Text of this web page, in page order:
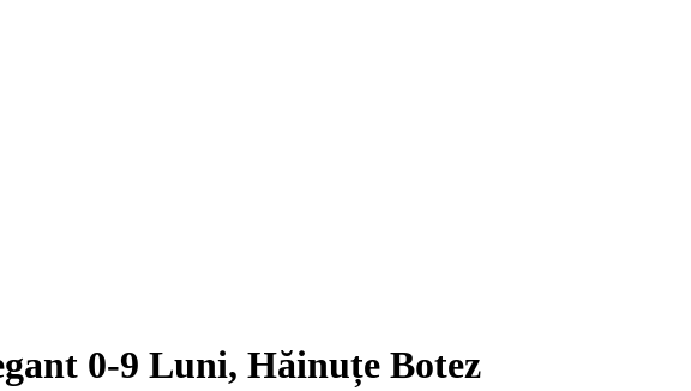
0-9 Luni, Hăinuțe Botez